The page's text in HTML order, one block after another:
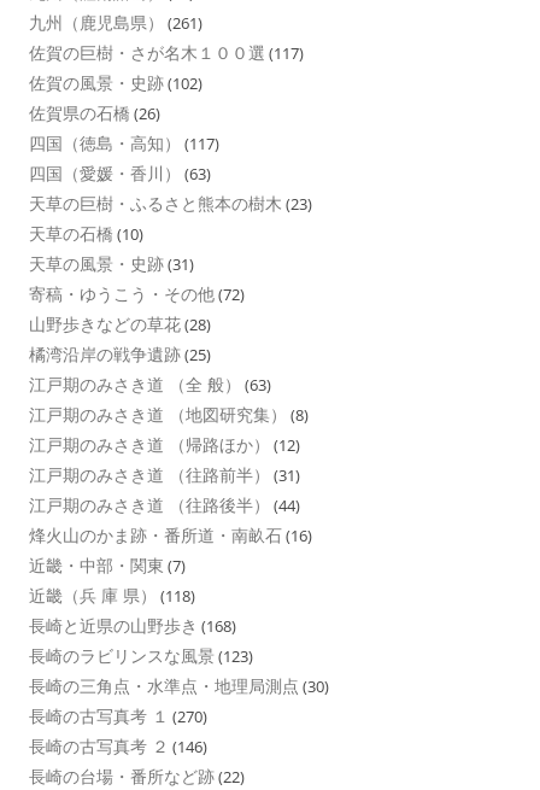
九州（鹿児島県） (261)
佐賀の巨樹・さが名木１００選 (117)
佐賀の風景・史跡(102)
佐賀県の石橋 (26)
四国（徳島・高知） (117)
四国（愛媛・香川） (63)
天草の巨樹・ふるさと熊本の樹木 (23)
天草の石橋 (10)
天草の風景・史跡(31)
寄稿・ゆうこう・その他(72)
山野歩きなどの草花(28)
橘湾沿岸の戦争遺跡(25)
江戸期のみさき道 （全 般） (63)
江戸期のみさき道 （地図研究集） (8)
江戸期のみさき道 （帰路ほか） (12)
江戸期のみさき道 （往路前半） (31)
江戸期のみさき道 （往路後半） (44)
烽火山のかま跡・番所道・南畝石(16)
近畿・中部・関東 (7)
近畿（兵 庫 県） (118)
長崎と近県の山野歩き (168)
長崎のラビリンスな風景 (123)
長崎の三角点・水準点・地理局測点 (30)
長崎の古写真考 １ (270)
長崎の古写真考 ２ (146)
長崎の台場・番所など跡(22)